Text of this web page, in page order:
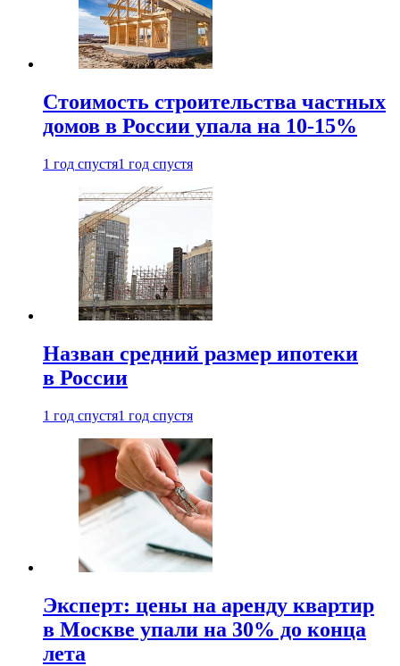
Стоимость строительства частных
домов в России упала на 10-15%
1 год спустя1 год спустя
Назван средний размер ипотеки
в России
1 год спустя1 год спустя
Эксперт: цены на аренду квартир
в Москве упали на 30% до конца
лета